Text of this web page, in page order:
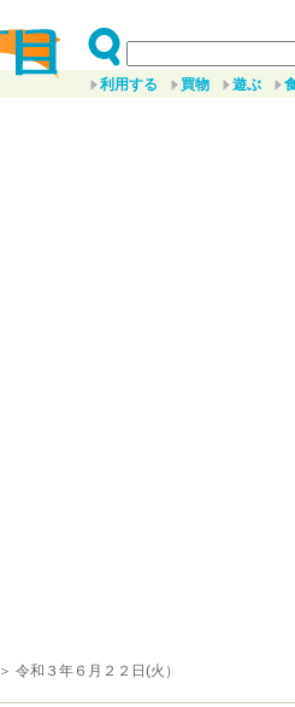
利用する 買物 遊ぶ
＞ 令和３年６月２２日(火）